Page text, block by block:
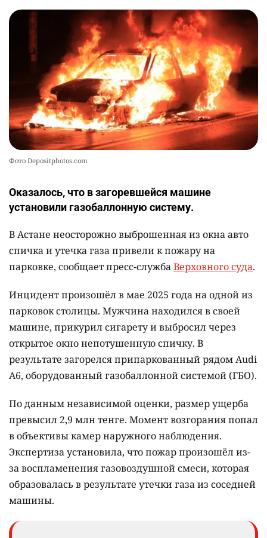
Фото Depositphotos.com
Оказалось, что в загоревшейся машине
установили газобаллонную систему.
В Астане неосторожно выброшенная из окна авто
спичка и утечка газа привели к пожару на
парковке, сообщает пресс-службаВерховного суда.
Инцидент произошёл в мае 2025 года на одной из
парковок столицы. Мужчина находился в своей
машине, прикурил сигарету и выбросил через
открытое окно непотушенную спичку. В
результате загорелся припаркованный рядом Audi
A6, оборудованный газобаллонной системой (ГБО).
По данным независимой оценки, размер ущерба
превысил 2,9 млн тенге. Момент возгорания попал
в объективы камер наружного наблюдения.
Экспертиза установила, что пожар произошёл из-
за воспламенения газовоздушной смеси, которая
образовалась в результате утечки газа из соседней
машины.